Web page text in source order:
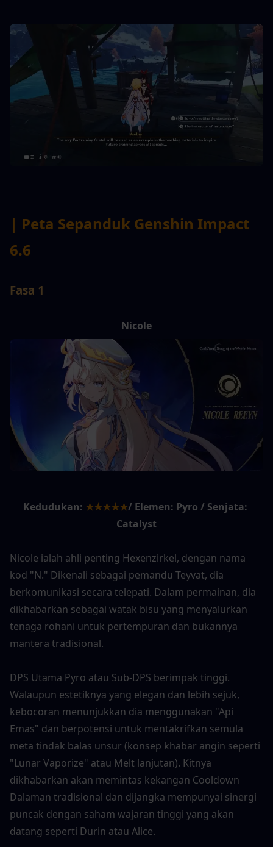
| Peta Sepanduk Genshin Impact
6.6
Fasa 1
Nicole
Kedudukan: ★★★★★/ Elemen: Pyro / Senjata:
Catalyst
Nicole ialah ahli penting Hexenzirkel, dengan nama
kod "N." Dikenali sebagai pemandu Teyvat, dia
berkomunikasi secara telepati. Dalam permainan, dia
dikhabarkan sebagai watak bisu yang menyalurkan
tenaga rohani untuk pertempuran dan bukannya
mantera tradisional.
DPS Utama Pyro atau Sub-DPS berimpak tinggi.
Walaupun estetiknya yang elegan dan lebih sejuk,
kebocoran menunjukkan dia menggunakan "Api
Emas" dan berpotensi untuk mentakrifkan semula
meta tindak balas unsur (konsep khabar angin seperti
"Lunar Vaporize" atau Melt lanjutan). Kitnya
dikhabarkan akan memintas kekangan Cooldown
Dalaman tradisional dan dijangka mempunyai sinergi
puncak dengan saham wajaran tinggi yang akan
datang seperti Durin atau Alice.